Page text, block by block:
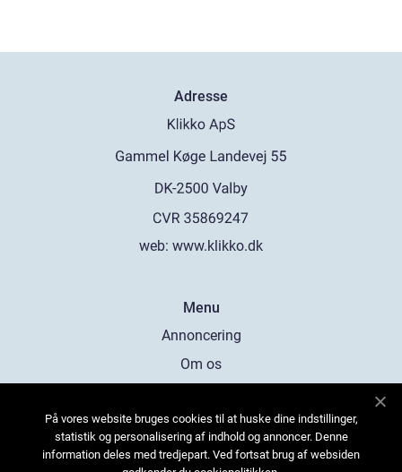
Adresse
web: www.klikko.dk
Menu
Annoncering
Om os
Kontakt os
Sitemap
På vores website bruges cookies til at huske dine indstillinger,
statistik og personalisering af indhold og annoncer. Denne
information deles med tredjepart. Ved fortsat brug af websiden